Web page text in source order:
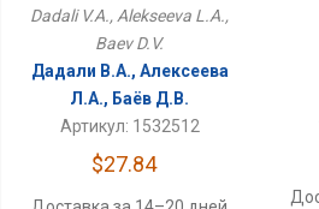
Dadali V.A., Alekseeva L.A.,
Baev D.V.
Дадали В.А., Алексеева
Л.А., Баёв Д.В.
Артикул: 1532512
$27.84